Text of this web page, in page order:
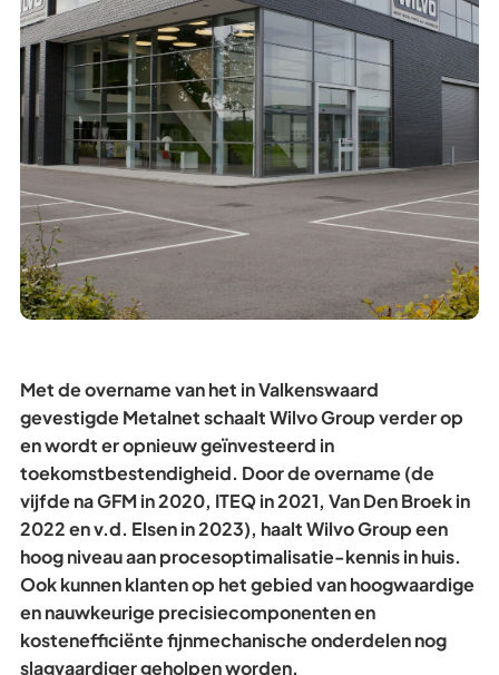
Met de overname van het in Valkenswaard
gevestigde Metalnet schaalt Wilvo Group verder op
en wordt er opnieuw geïnvesteerd in
toekomstbestendigheid. Door de overname (de
vijfde na GFM in 2020, ITEQ in 2021, Van Den Broek in
2022 en v.d. Elsen in 2023), haalt Wilvo Group een
hoog niveau aan procesoptimalisatie-kennis in huis.
Ook kunnen klanten op het gebied van hoogwaardige
en nauwkeurige precisiecomponenten en
kostenefficiënte fijnmechanische onderdelen nog
slagvaardiger geholpen worden.